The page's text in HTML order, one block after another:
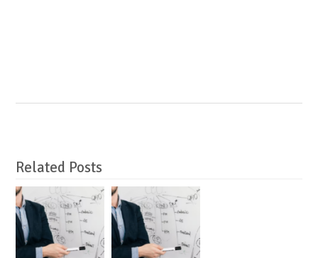
Related Posts